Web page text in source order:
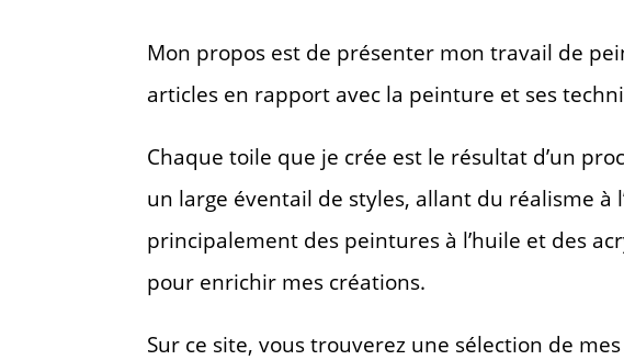
Mon propos est de présenter mon travail de
articles en rapport avec la peinture et ses
Chaque toile que je crée est le résultat d’un
un large éventail de styles, allant du réalisme à
principalement des peintures à l’huile et des
pour enrichir mes créations.
Sur ce site, vous trouverez une sélection de